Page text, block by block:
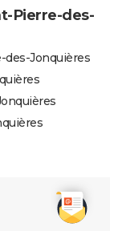
Pierre-des-
des-Jonquières